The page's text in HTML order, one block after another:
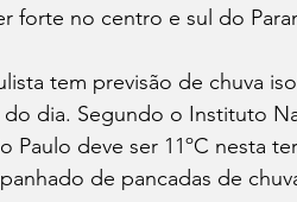
forte no centro e sul do
tem previsão de chuva
dia. Segundo o Instituto
Paulo deve ser 11ºC nesta
de pancadas de